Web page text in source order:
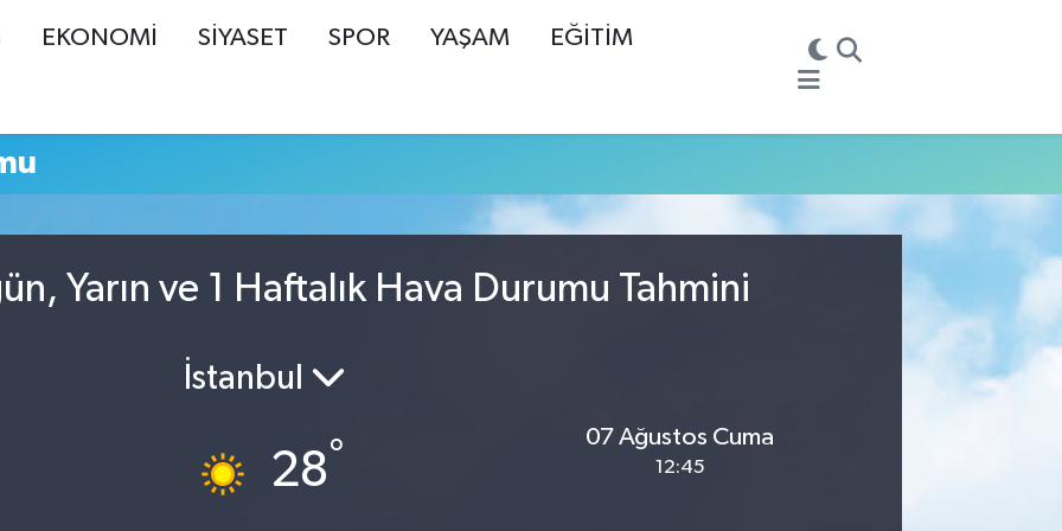
EKONOMİ SİYASET SPOR YAŞAM EĞİTİM
Yarın ve 1 Haftalık Hava Durumu Tahmini
İstanbul
28°
07 Ağustos Cuma
12:45